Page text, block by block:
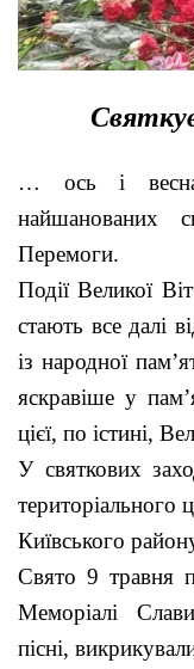
… ось і
найшанованих
Перемоги.
Події Великої
стають все далі
із народної
яскравіше у
цієї, по істині,
У святкових
територіального
Київського
Свято 9 травня
Меморіалі
пісні,